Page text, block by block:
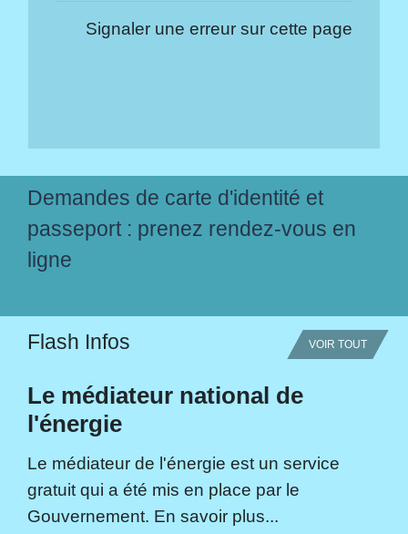
Signaler une erreur sur cette page
Demandes de carte d'identité et
passeport : prenez rendez-vous en
ligne
Flash Infos VOIR TOUT
Le médiateur national de
l'énergie
Le médiateur de l'énergie est un service
gratuit qui a été mis en place par le
Gouvernement. En savoir plus...